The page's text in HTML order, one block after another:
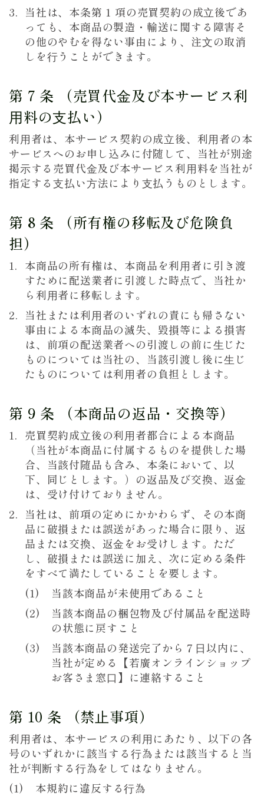
当社は、本条第 1 項の売買契約の成⽴後であ
っても、本商品の製造・輸送に関する障害そ
の他のやむを得ない事由により、注⽂の取消
しを⾏うことができます。
第 7 条 （売買代⾦及び本サービス利
⽤料の⽀払い）
利⽤者は、本サービス契約の成⽴後、利⽤者の本
サービスへのお申し込みに付随して、当社が別途
掲⽰する売買代⾦及び本サービス利⽤料を当社が
指定する⽀払い⽅法により⽀払うものとします。
第 8 条 （所有権の移転及び危険負
担）
本商品の所有権は、本商品を利⽤者に引き渡
すために配送業者に引渡した時点で、当社か
ら利⽤者に移転します。
当社または利⽤者のいずれの責にも帰さない
事由による本商品の滅失、毀損等による損害
は、前項の配送業者への引渡しの前に⽣じた
ものについては当社の、当該引渡し後に⽣じ
たものについては利⽤者の負担とします。
第 9 条 （本商品の返品・交換等）
売買契約成⽴後の利⽤者都合による本商品
（当社が本商品に付属するものを提供した場
合、当該付随品も含み、本条において、以
下、同じとします。）の返品及び交換、返⾦
は、受け付けておりません。
当社は、前項の定めにかかわらず、その本商
品に破損または誤送があった場合に限り、返
品または交換、返⾦をお受けします。ただ
し、破損または誤送に加え、次に定める条件
をすべて満たしていることを要します。
当該本商品が未使⽤であること
当該本商品の梱包物及び付属品を配送時
の状態に戻すこと
当該本商品の発送完了から７⽇以内に、
当社が定める【若廣オンラインショップ
お客さま窓⼝】に連絡すること
第 10 条 （禁⽌事項）
利⽤者は、本サービスの利⽤にあたり、以下の各
号のいずれかに該当する⾏為または該当すると当
社が判断する⾏為をしてはなりません。
本規約に違反する⾏為